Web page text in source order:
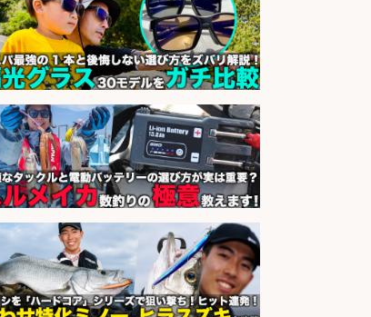
ーの物流事務・営業アシスタント/
小野駅徒歩6分/「時給1,300円」/大
型連休あり×残業なし×土日祝休み/
滋賀県
会社名 株式会社ホットスタッフ滋賀
sponsored by 求人ボックス
和食, 日本料理・懐石料理/店長・店
長候補/ライブ感が満載!魚の価値を
上げ、食とエンタメで地域を元気に!
店長候補募集
会社名
魚と肴 いとおかし 魚と肴 いとお
かし